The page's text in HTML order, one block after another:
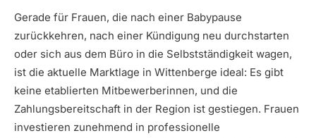
Gerade für Frauen, die nach einer Babypause
zurückkehren, nach einer Kündigung neu durchstarten
oder sich aus dem Büro in die Selbstständigkeit wagen,
ist die aktuelle Marktlage in Wittenberge ideal: Es gibt
keine etablierten Mitbewerberinnen, und die
Zahlungsbereitschaft in der Region ist gestiegen. Frauen
investieren zunehmend in professionelle